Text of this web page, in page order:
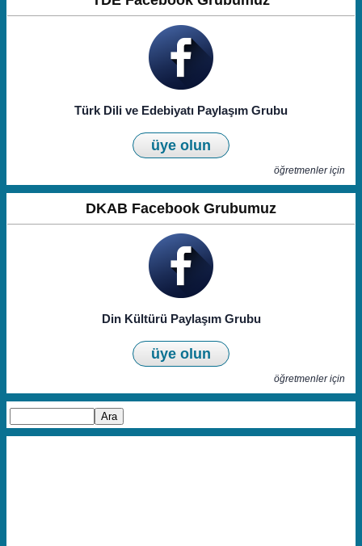
Türk Dili ve Edebiyatı Paylaşım Grubu
üye olun
öğretmenler için
DKAB Facebook Grubumuz
Din Kültürü Paylaşım Grubu
üye olun
öğretmenler için